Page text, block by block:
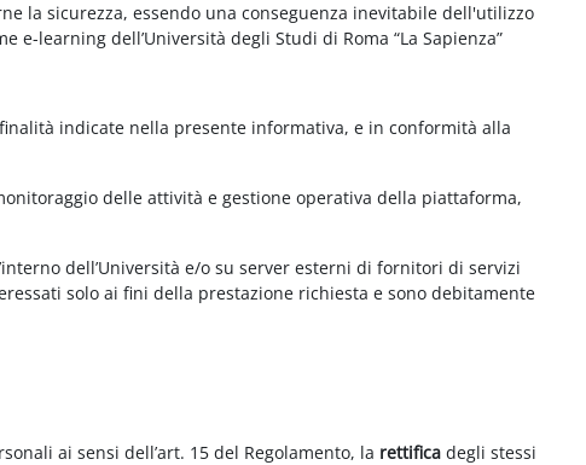
la sicurezza, essendo una conseguenza inevitabile dell'utilizzo
learning dell’Università degli Studi di Roma “La Sapienza”
indicate nella presente informativa, e in conformità alla
delle attività e gestione operativa della piattaforma,
dell’Università e/o su server esterni di fornitori di servizi
solo ai fini della prestazione richiesta e sono debitamente
ai sensi dell’art. 15 del Regolamento, la rettificadegli stessi